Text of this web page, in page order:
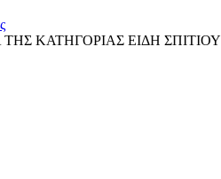
ΚΑΤΗΓΟΡΙΑΣ ΕΙΔΗ ΣΠΙΤΙΟΥ